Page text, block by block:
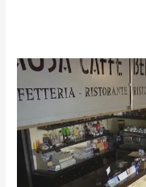
Negocis
tancats
confinament
busquen
l’escletxa